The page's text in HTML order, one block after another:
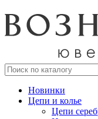
Новинки
Цепи и колье
Цепи